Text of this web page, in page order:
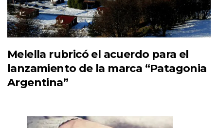
Melella rubricó el acuerdo para el
lanzamiento de la marca “Patagonia
Argentina”